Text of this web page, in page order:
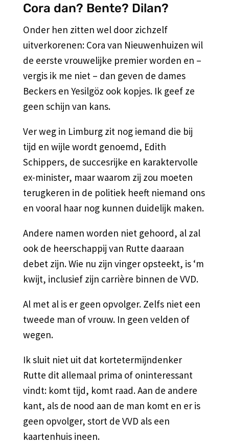
Cora dan? Bente? Dilan?
Onder hen zitten wel door zichzelf
uitverkorenen: Cora van Nieuwenhuizen wil
de eerste vrouwelijke premier worden en –
vergis ik me niet – dan geven de dames
Beckers en Yesilgöz ook kopjes. Ik geef ze
geen schijn van kans.
Ver weg in Limburg zit nog iemand die bij
tijd en wijle wordt genoemd, Edith
Schippers, de succesrijke en karaktervolle
ex-minister, maar waarom zij zou moeten
terugkeren in de politiek heeft niemand ons
en vooral haar nog kunnen duidelijk maken.
Andere namen worden niet gehoord, al zal
ook de heerschappij van Rutte daaraan
debet zijn. Wie nu zijn vinger opsteekt, is ‘m
kwijt, inclusief zijn carrière binnen de VVD.
Al met al is er geen opvolger. Zelfs niet een
tweede man of vrouw. In geen velden of
wegen.
Ik sluit niet uit dat kortetermijndenker
Rutte dit allemaal prima of oninteressant
vindt: komt tijd, komt raad. Aan de andere
kant, als de nood aan de man komt en er is
geen opvolger, stort de VVD als een
kaartenhuis ineen.